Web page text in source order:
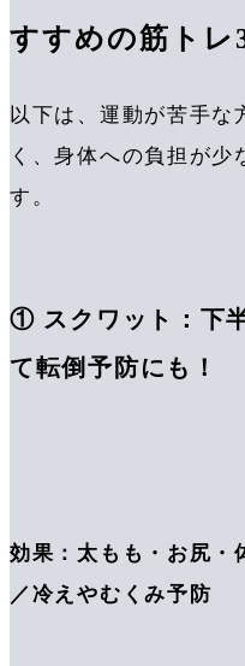
すすめの筋トレ
以下は、運動が苦手な
く、身体への負担が少
す。
① スクワット：下
て転倒予防にも！
効果：太もも・お尻・
／冷えやむくみ予防